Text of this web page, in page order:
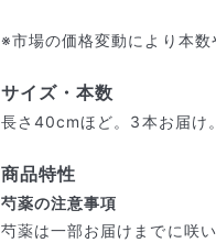
※市場の価格変動により本数
サイズ・本数
長さ40cmほど。3本お届け。
商品特性
芍薬の注意事項
芍薬は一部お届けまでに咲